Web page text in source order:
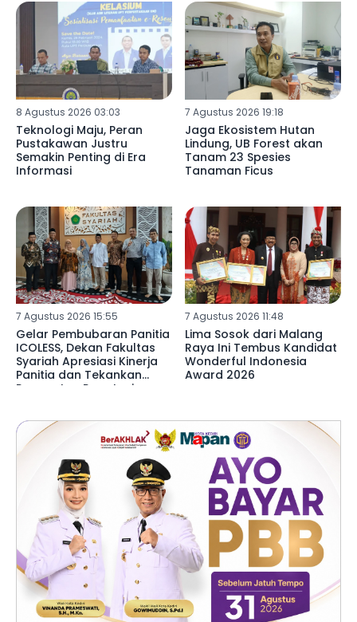
8 Agustus 2026 03:03
Teknologi Maju, Peran
Pustakawan Justru
Semakin Penting di Era
Informasi
7 Agustus 2026 19:18
Jaga Ekosistem Hutan
Lindung, UB Forest akan
Tanam 23 Spesies
Tanaman Ficus
7 Agustus 2026 15:55
Gelar Pembubaran Panitia
ICOLESS, Dekan Fakultas
Syariah Apresiasi Kinerja
Panitia dan Tekankan
Penguatan Reputasi
7 Agustus 2026 11:48
Lima Sosok dari Malang
Raya Ini Tembus Kandidat
Wonderful Indonesia
Award 2026